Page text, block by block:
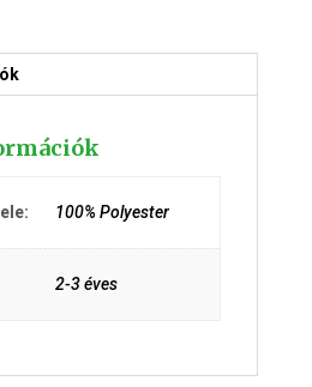
100% Polyester
2-3 éves